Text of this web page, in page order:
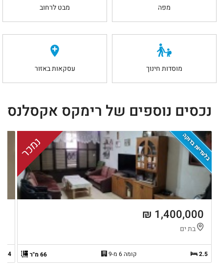
מפה מבט לרחוב
מוסדות חינוך עסקאות באזור
נכסים נוספים של רימקס אקסלנס
בלעדיות בדוקה נמכר
1,400,000 ₪
בת ים
2.5 קומה 6 מ-9 66 מ"ר 4